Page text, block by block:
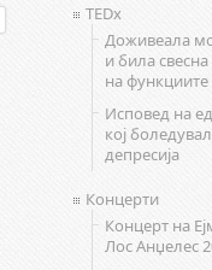
TEDx
Доживеала
и била
на функциите
Исповед на
кој
депресија
Концерти
Концерт на
Лос Анџелес